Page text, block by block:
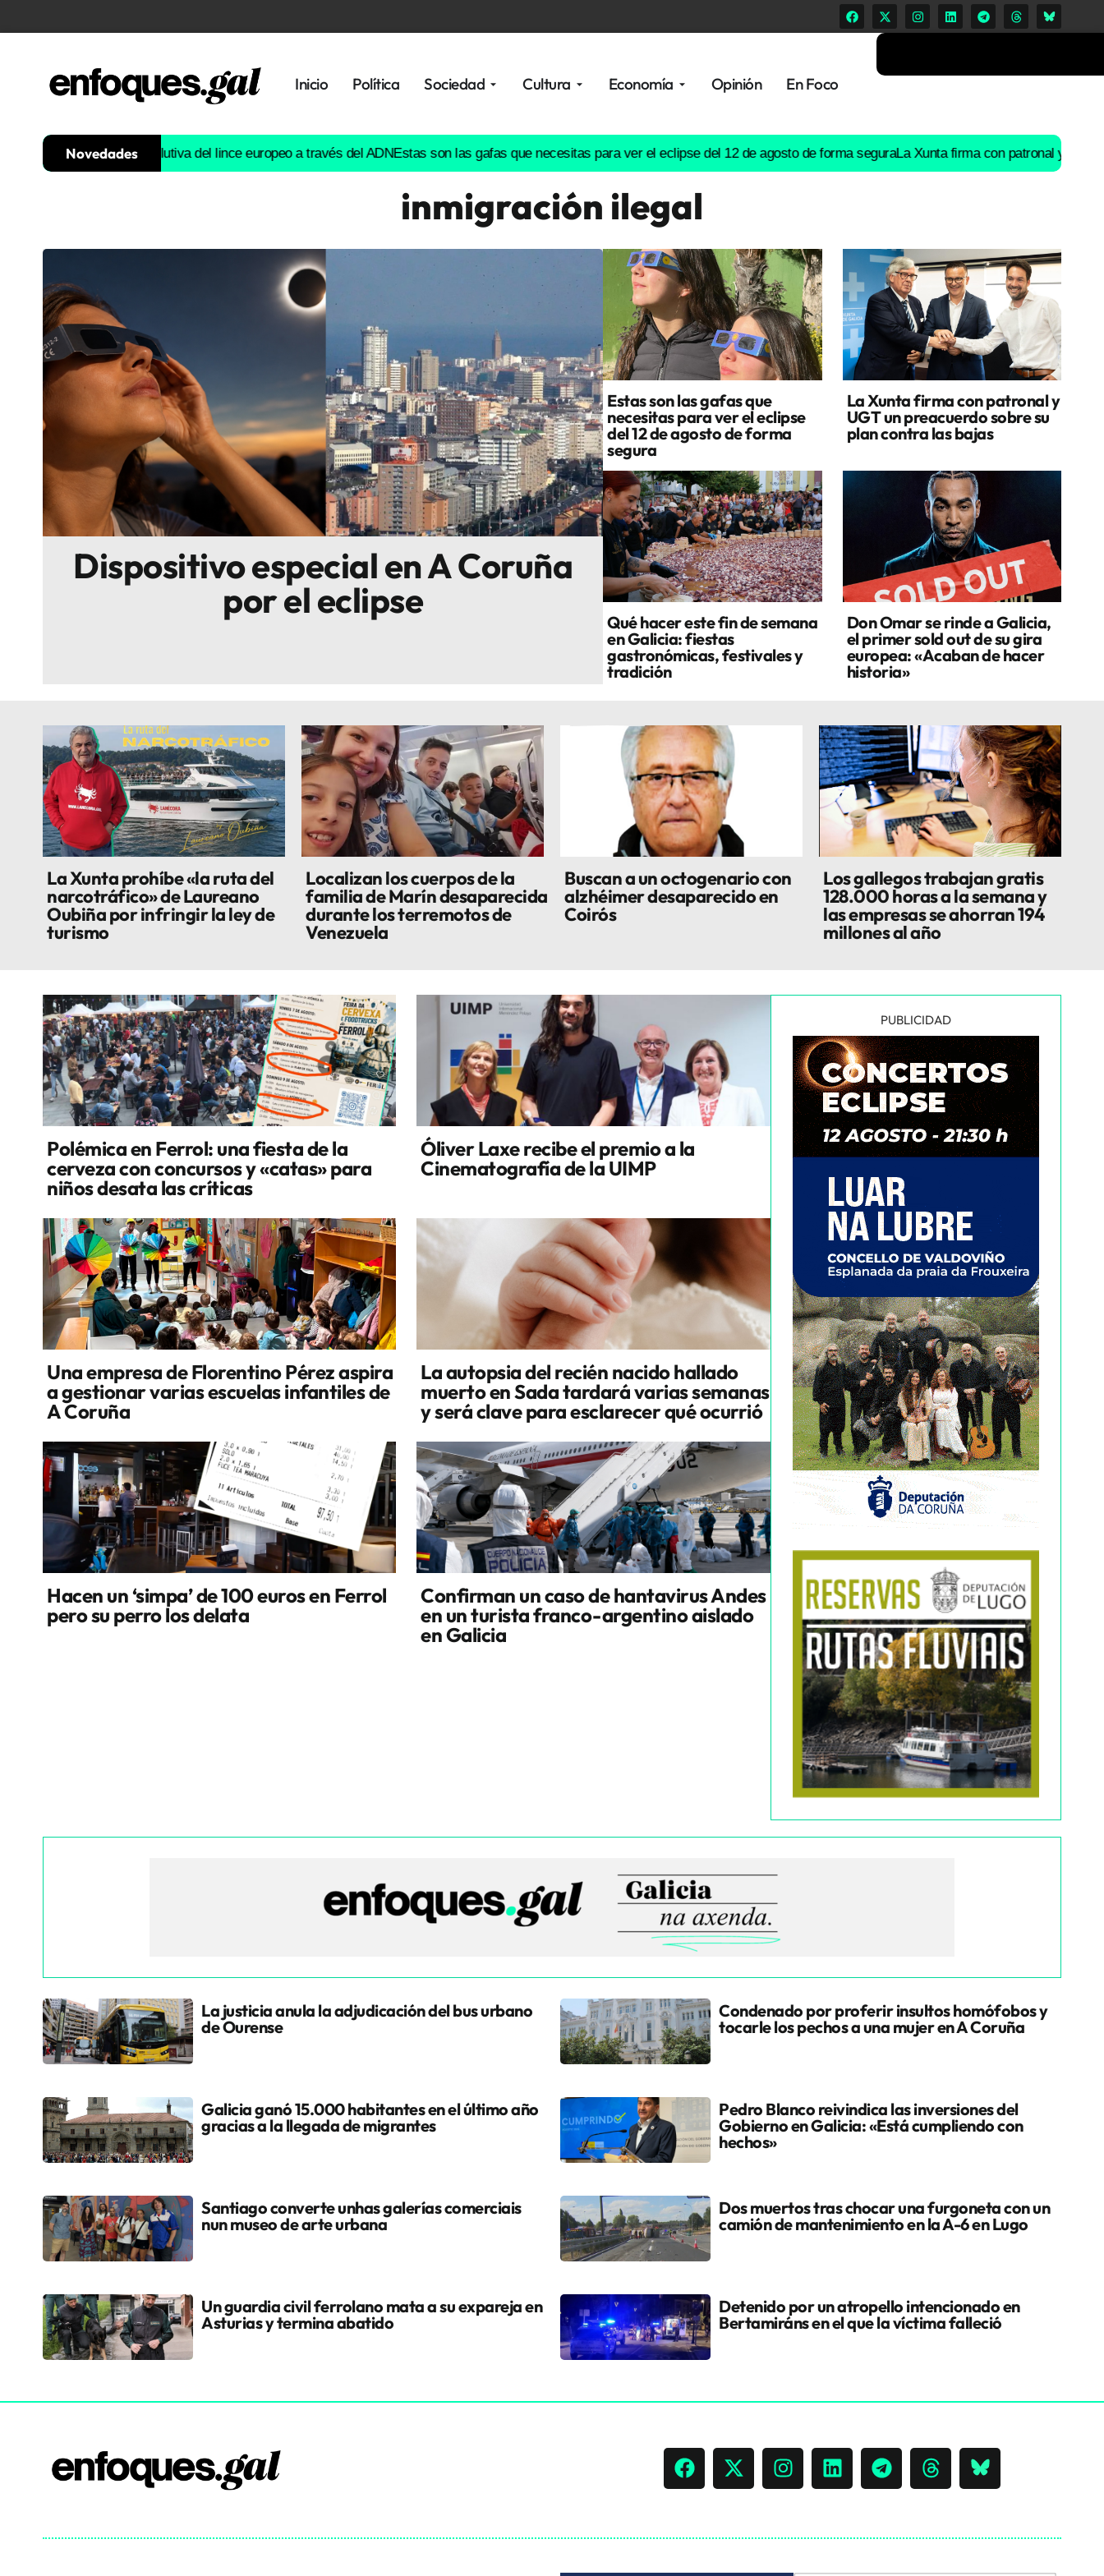
Inicio Política Sociedad Cultura Economía Opinión En Foco
Histórica
Gastronomía
Escenarios
Novedades
la historia evolutiva del lince europeo a través del ADN Estas son las gafas que necesitas para ver el eclipse del 12 de agosto de forma seguraLa Xunta firma con patronal y UGT un
inmigración ilegal
Dispositivo especial en A Coruña
por el eclipse
Estas son las gafas que
necesitas para ver el eclipse
del 12 de agosto de forma
segura
La Xunta firma con patronal y
UGT un preacuerdo sobre su
plan contra las bajas
Qué hacer este fin de semana
en Galicia: fiestas
gastronómicas, festivales y
tradición
Don Omar se rinde a Galicia,
el primer sold out de su gira
europea: «Acaban de hacer
historia»
La Xunta prohíbe «la ruta del
narcotráfico» de Laureano
Oubiña por infringir la ley de
turismo
Localizan los cuerpos de la
familia de Marín desaparecida
durante los terremotos de
Venezuela
Buscan a un octogenario con
alzhéimer desaparecido en
Coirós
Los gallegos trabajan gratis
128.000 horas a la semana y
las empresas se ahorran 194
millones al año
Polémica en Ferrol: una fiesta de la
cerveza con concursos y «catas» para
niños desata las críticas
Óliver Laxe recibe el premio a la
Cinematografía de la UIMP
Una empresa de Florentino Pérez aspira
a gestionar varias escuelas infantiles de
A Coruña
La autopsia del recién nacido hallado
muerto en Sada tardará varias semanas
y será clave para esclarecer qué ocurrió
Hacen un ‘simpa’ de 100 euros en Ferrol
pero su perro los delata
Confirman un caso de hantavirus Andes
en un turista franco-argentino aislado
en Galicia
PUBLICIDAD
La justicia anula la adjudicación del bus urbano
de Ourense
Condenado por proferir insultos homófobos y
tocarle los pechos a una mujer en A Coruña
Galicia ganó 15.000 habitantes en el último año
gracias a la llegada de migrantes
Pedro Blanco reivindica las inversiones del
Gobierno en Galicia: «Está cumpliendo con
hechos»
Santiago converte unhas galerías comerciais
nun museo de arte urbana
Dos muertos tras chocar una furgoneta con un
camión de mantenimiento en la A-6 en Lugo
Un guardia civil ferrolano mata a su expareja en
Asturias y termina abatido
Detenido por un atropello intencionado en
Bertamiráns en el que la víctima falleció